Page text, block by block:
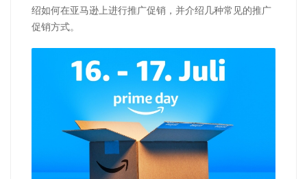
绍如何在亚马逊上进行推广促销，并介绍几种常见的推广
促销方式。